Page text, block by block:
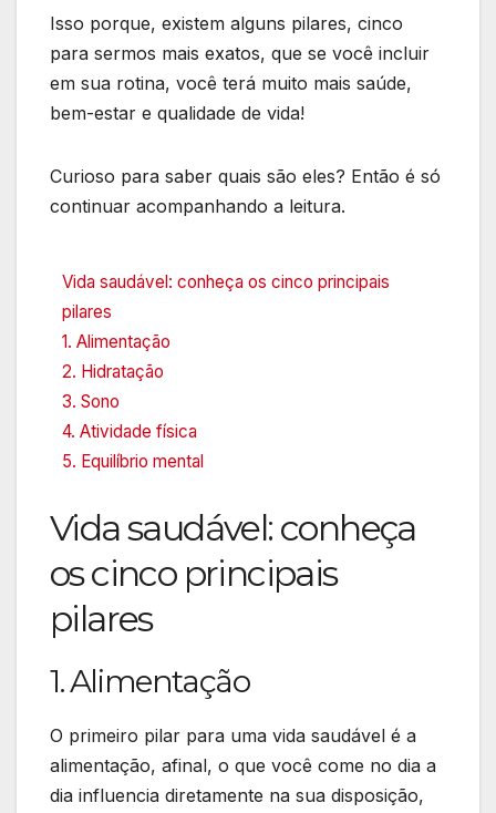
Isso porque, existem alguns pilares, cinco
para sermos mais exatos, que se você incluir
em sua rotina, você terá muito mais saúde,
bem-estar e qualidade de vida!
Curioso para saber quais são eles? Então é só
continuar acompanhando a leitura.
Vida saudável: conheça os cinco principais
pilares
1. Alimentação
2. Hidratação
3. Sono
4. Atividade física
5. Equilíbrio mental
Vida saudável: conheça
os cinco principais
pilares
1. Alimentação
O primeiro pilar para uma vida saudável é a
alimentação, afinal, o que você come no dia a
dia influencia diretamente na sua disposição,